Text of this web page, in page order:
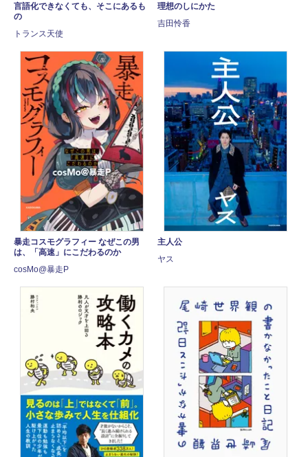
言語化できなくても、そこにあるも
の
トランス天使
理想のしにかた
吉田怜香
暴走コスモグラフィー なぜこの男
は、「高速」にこだわるのか
cosMo@暴走P
主人公
ヤス